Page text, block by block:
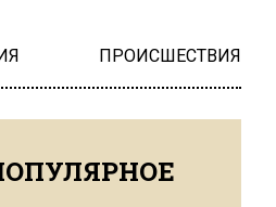
ПРОИСШЕСТВИЯ